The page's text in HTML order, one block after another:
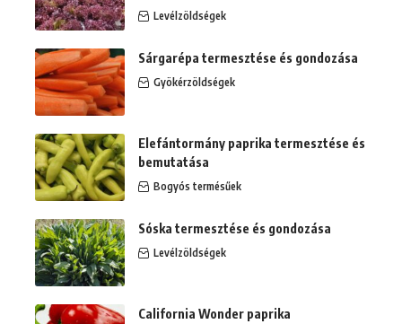
Levélzöldségek
Sárgarépa termesztése és gondozása
Gyökérzöldségek
Elefántormány paprika termesztése és
bemutatása
Bogyós termésűek
Sóska termesztése és gondozása
Levélzöldségek
California Wonder paprika